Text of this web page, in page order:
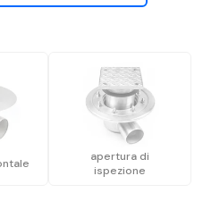
apertura di
ispezione